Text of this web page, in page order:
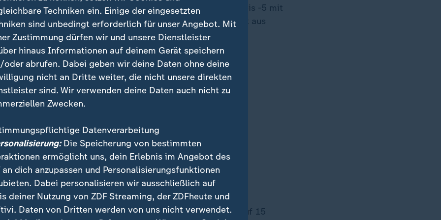
weiter auf Platz eins. Er wird auf der Skala von +5 bis -5 mit
von 2,0 (hier und im Folgenden Vergleichswert aus
2,0) eingestuft.
kommt mit 0,8 (0,9) Hendrik Wüst.
Markus Söder mit minus 0,3 (minus 0,1),
mit minus 0,4 (minus 0,4),
mit minus 0,5 (minus 0,4),
mit minus 0,8 (minus 0,5),
minus 0,9 (minus 0,7),
mit minus 1,5 (minus 1,7),
mit minus 1,8 (minus 1,9) und
mit minus 2,3 (minus 2,7).
und Grüne fast gleichauf
Sonntag wirklich Bundestagswahl wäre, käme die SPD auf 15
Techniken ein. Einige der eingesetzten
sind unbedingt erforderlich für unser Angebot. Mit
Zustimmung dürfen wir und unsere Dienstleister
hinaus Informationen auf deinem Gerät speichern
oder abrufen. Dabei geben wir deine Daten ohne deine
nicht an Dritte weiter, die nicht unsere direkten
sind. Wir verwenden deine Daten auch nicht zu
Zwecken.
Datenverarbeitung
Die Speicherung von bestimmten
ermöglicht uns, dein Erlebnis im Angebot des
an dich anzupassen und Personalisierungsfunktionen
Dabei personalisieren wir ausschließlich auf
deiner Nutzung von ZDF Streaming, der ZDFheute und
Daten von Dritten werden von uns nicht verwendet.